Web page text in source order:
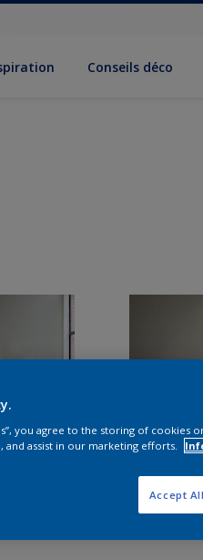
Conseils déco
you agree to the storing of cookies
and assist in our marketing efforts.
Accept